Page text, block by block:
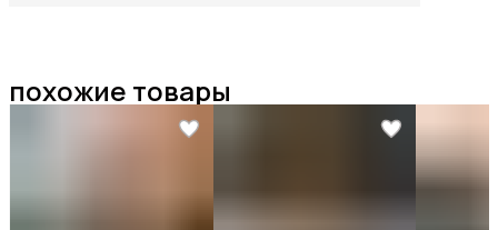
похожие товары